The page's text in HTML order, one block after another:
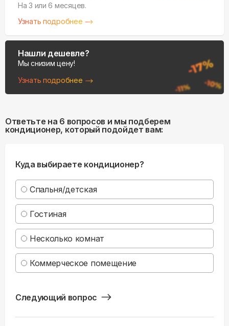
На 3 или 6 месяцев.
Узнать подробнее
Нашли дешевле?
Мы снизим цену!
Узнать подробнее
Ответьте на 6 вопросов и мы подберем
кондиционер, который подойдет вам:
Куда выбираете кондиционер?
Спальня/детская
Гостиная
Несколько комнат
Коммерческое помещение
Следующий вопрос